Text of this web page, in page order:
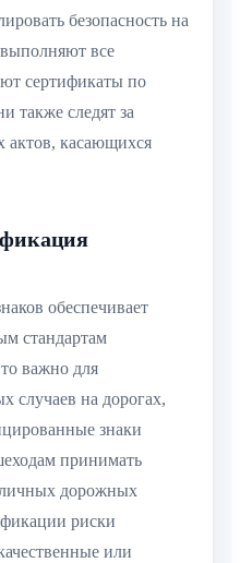
безопасность на
все
сертификаты по
также следят за
актов, касающихся
обеспечивает
стандартам
важно для
случаев на дорогах,
знаки
принимать
дорожных
риски
или